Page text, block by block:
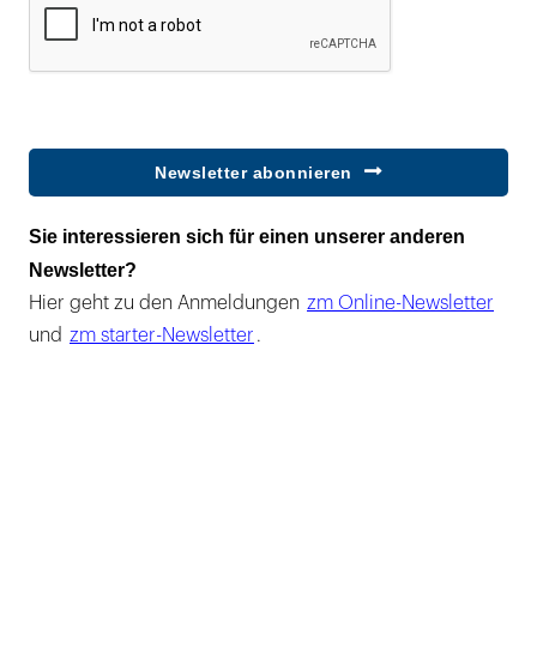
Newsletter abonnieren
Sie interessieren sich für einen unserer anderen
Newsletter?
Hier geht zu den Anmeldungen zm Online-Newsletter
und zm starter-Newsletter .